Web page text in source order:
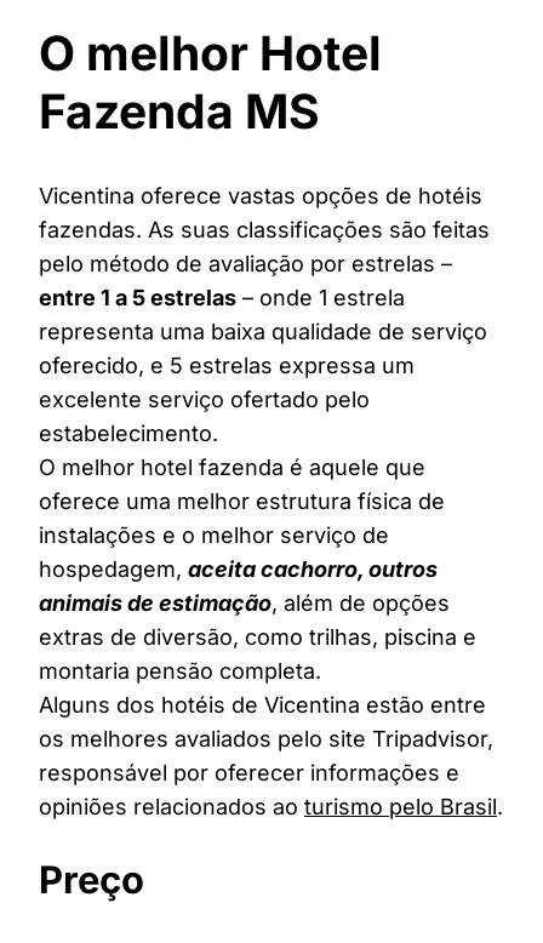
O melhor Hotel
Fazenda MS
Vicentina oferece vastas opções de hotéis
fazendas. As suas classificações são feitas
pelo método de avaliação por estrelas –
entre 1 a 5 estrelas – onde 1 estrela
representa uma baixa qualidade de serviço
oferecido, e 5 estrelas expressa um
excelente serviço ofertado pelo
estabelecimento.
O melhor hotel fazenda é aquele que
oferece uma melhor estrutura física de
instalações e o melhor serviço de
hospedagem, aceita cachorro, outros
animais de estimação, além de opções
extras de diversão, como trilhas, piscina e
montaria pensão completa.
Alguns dos hotéis de Vicentina estão entre
os melhores avaliados pelo site Tripadvisor,
responsável por oferecer informações e
opiniões relacionados ao turismo pelo Brasil.
Preço